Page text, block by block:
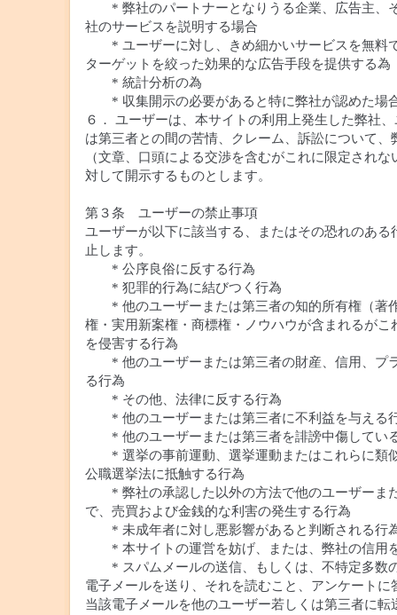
* 弊社のパートナーとなりうる企業、広告主、
社のサービスを説明する場合
* ユーザーに対し、きめ細かいサービスを無料
ターゲットを絞った効果的な広告手段を提供する為
* 統計分析の為
* 収集開示の必要があると特に弊社が認めた場
６． ユーザーは、本サイトの利用上発生した弊社
は第三者との間の苦情、クレーム、訴訟について、
（文章、口頭による交渉を含むがこれに限定され
対して開示するものとします。
第３条 ユーザーの禁止事項
ユーザーが以下に該当する、またはその恐れのある
止します。
* 公序良俗に反する行為
* 犯罪的行為に結びつく行為
* 他のユーザーまたは第三者の知的所有権（著
権・実用新案権・商標権・ノウハウが含まれるがこ
を侵害する行為
* 他のユーザーまたは第三者の財産、信用、プ
る行為
* その他、法律に反する行為
* 他のユーザーまたは第三者に不利益を与える
* 他のユーザーまたは第三者を誹謗中傷してい
* 選挙の事前運動、選挙運動またはこれらに類
公職選挙法に抵触する行為
* 弊社の承認した以外の方法で他のユーザーま
で、売買および金銭的な利害の発生する行為
* 未成年者に対し悪影響があると判断される行
* 本サイトの運営を妨げ、または、弊社の信用
* スパムメールの送信、もしくは、不特定多数
電子メールを送り、それを読むこと、アンケートに
当該電子メールを他のユーザー若しくは第三者に転